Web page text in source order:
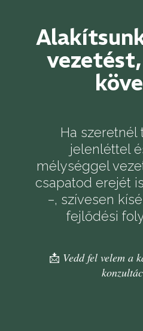
Ha szeretnél
jelenléttel
mélységgel
csapatod erejét
–, szívesen
fejlődési
📩 Vedd fel velem a